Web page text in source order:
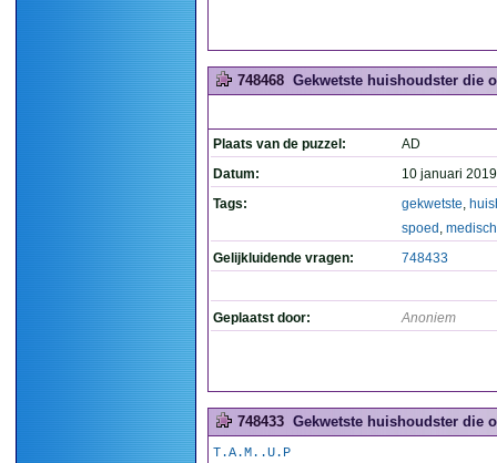
748468 Gekwetste huishoudster die
Plaats van de puzzel:
AD
Datum:
10 januari
Tags:
gekwetste,
spoed , medisch
Gelijkluidende vragen:
748433
Geplaatst door: Anoniem
748433 Gekwetste huishoudster die
T.A.M..U.P